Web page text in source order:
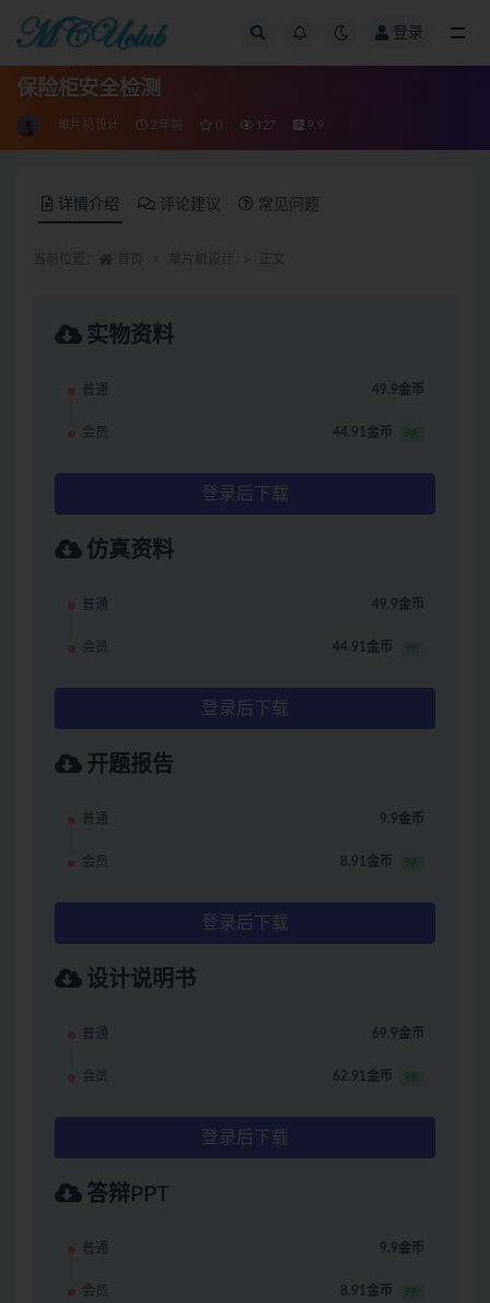
登录
保险柜安全检测
单片机设计 2年前 0 127 9.9
详情介绍 评论建议 常见问题
实物资料
普通 49.9金币
会员 44.91金币 9折
登录后下载
仿真资料
普通 49.9金币
会员 44.91金币 9折
登录后下载
开题报告
普通 9.9金币
会员 8.91金币 9折
登录后下载
设计说明书
普通 69.9金币
会员 62.91金币 9折
登录后下载
答辩PPT
普通 9.9金币
会员 8.91金币 9折